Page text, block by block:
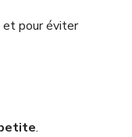
pour éviter
.